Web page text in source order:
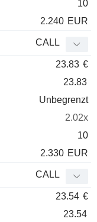
10
2.240 EUR
CALL
23.83 €
23.83
Unbegrenzt
2.02x
10
2.330 EUR
CALL
23.54 €
23.54